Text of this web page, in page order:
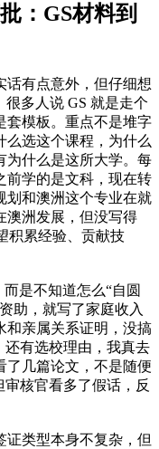
：GS材料到
话有点意外，但仔细想
很多人说 GS 就是走个
套模板。重点不是堆字
么选这个课程，为什么
为什么是这所大学。每
前学的是文科，现在转
划和澳洲这个专业在就
澳洲发展，但没写得
积累经验、贡献技
是不知道怎么“自圆
助，就写了家庭收入
和亲属关系证明，没搞
还有选校理由，我真去
了几篇论文，不是随便
核官看多了假话，反
证类型本身不复杂，但